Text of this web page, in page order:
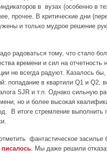
в вузах (особенно в
прочее. В критические дни
и только мудрое решение
радоваться тому, что стало
времени и сил на
не всегда радуют. Казалось
попадание в квартили Q1 и Q2,
SJR и т.п. Однако сильную
но и более высокая
В итоге стремление
фантастическое
. Мы даже решили